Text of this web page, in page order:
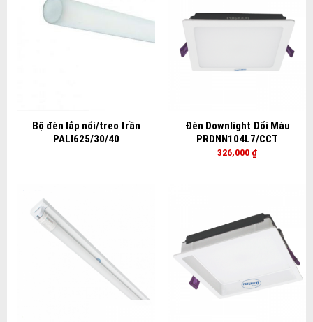
Bộ đèn lắp nổi/treo trần
PALI625/30/40
Đèn Downlight Đổi Màu
PRDNN104L7/CCT
326,000 ₫